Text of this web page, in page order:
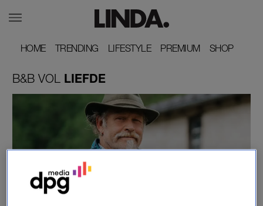
HOME
HOME TRENDING
TRENDING LIFESTYLE
LIFESTYLE PREMIUM
PREMIUM SHOP
SHOP
B&B VOL LIEFDE